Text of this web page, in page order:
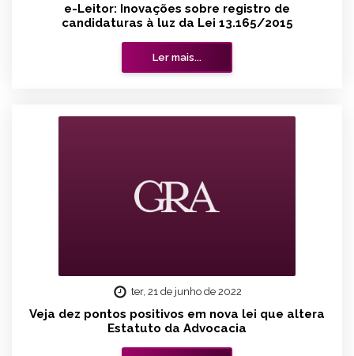
e-Leitor: Inovações sobre registro de
candidaturas à luz da Lei 13.165/2015
Ler mais...
ter, 21 de junho de 2022
Veja dez pontos positivos em nova lei que altera
Estatuto da Advocacia